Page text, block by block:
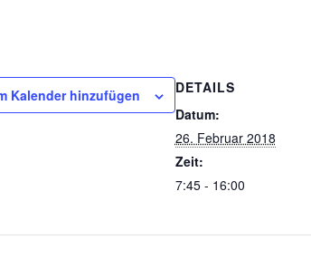
Kalender hinzufügen
DETAILS
Datum:
26. Februar 2018
Zeit:
7:45 - 16:00